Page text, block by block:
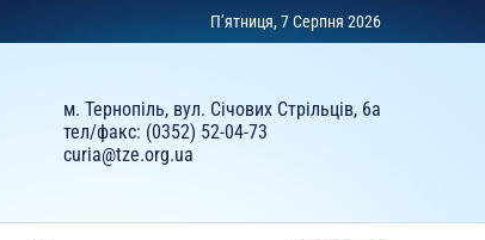
П’ятниця, 7 Серпня 2026
м. Тернопіль, вул. Січових Стрільців, 6а
тел/факс: (0352) 52-04-73
curia@tze.org.ua